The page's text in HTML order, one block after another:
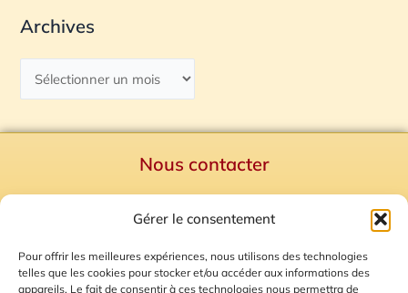
Gérer le consentement
Pour offrir les meilleures expériences, nous utilisons des technologies
telles que les cookies pour stocker et/ou accéder aux informations des
appareils. Le fait de consentir à ces technologies nous permettra de
Archives
Nous contacter
Mentions Légales
Plan du site